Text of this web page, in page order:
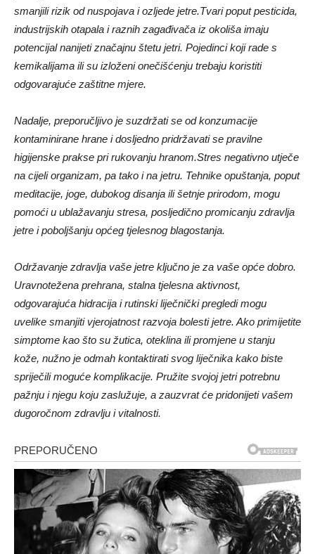
smanjili rizik od nuspojava i ozljede jetre.Tvari poput pesticida,
industrijskih otapala i raznih zagađivača iz okoliša imaju
potencijal nanijeti značajnu štetu jetri. Pojedinci koji rade s
kemikalijama ili su izloženi onečišćenju trebaju koristiti
odgovarajuće zaštitne mjere.
Nadalje, preporučljivo je suzdržati se od konzumacije
kontaminirane hrane i dosljedno pridržavati se pravilne
higijenske prakse pri rukovanju hranom.Stres negativno utječe
na cijeli organizam, pa tako i na jetru. Tehnike opuštanja, poput
meditacije, joge, dubokog disanja ili šetnje prirodom, mogu
pomoći u ublažavanju stresa, posljedično promicanju zdravlja
jetre i poboljšanju općeg tjelesnog blagostanja.
Održavanje zdravlja vaše jetre ključno je za vaše opće dobro.
Uravnotežena prehrana, stalna tjelesna aktivnost,
odgovarajuća hidracija i rutinski liječnički pregledi mogu
uvelike smanjiti vjerojatnost razvoja bolesti jetre. Ako primijetite
simptome kao što su žutica, oteklina ili promjene u stanju
kože, nužno je odmah kontaktirati svog liječnika kako biste
spriječili moguće komplikacije. Pružite svojoj jetri potrebnu
pažnju i njegu koju zaslužuje, a zauzvrat će pridonijeti vašem
dugoročnom zdravlju i vitalnosti.